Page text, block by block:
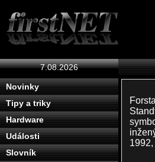
7.08.2026
Novinky
Tipy a triky
Hardware
Události
Slovník
1992,